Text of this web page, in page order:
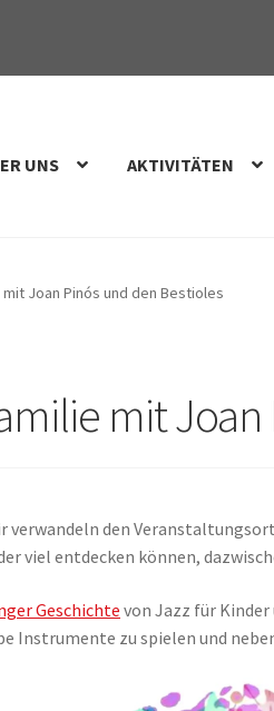
UNS AKTIVITÄTEN
Joan Pinós und den Bestioles
mit
verwandeln den
viel entdecken können,
Geschichte von Jazz für
Instrumente zu spielen und